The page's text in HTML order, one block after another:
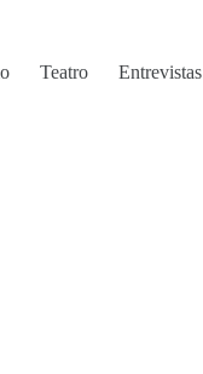
Teatro Entrevistas